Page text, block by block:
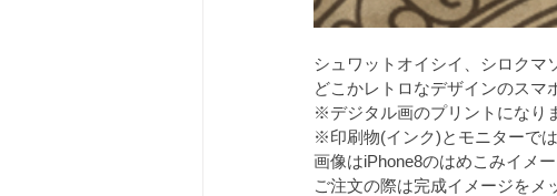
シュワットオイシイ、シロクマ
どこかレトロなデザインのスマ
※デジタル画のプリントになり
※印刷物(インク)とモニターで
画像はiPhone8のはめこみイメー
ご注文の際は完成イメージをメ